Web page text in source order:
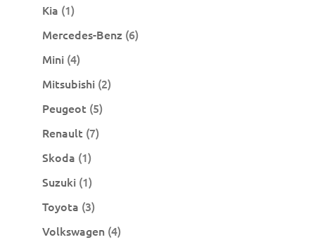
Kia 11
producto
Mercedes-Benz 66
Mini 44
productos
Mitsubishi 22
Peugeot 55
Renault 77
Skoda 11
producto
Suzuki 11
producto
Toyota 33
productos
Volkswagen 44